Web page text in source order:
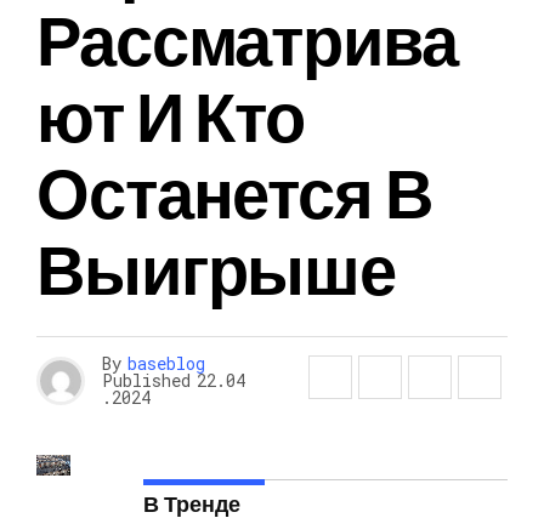
Рассматрива
Ют И Кто
Останется В
Выигрыше
By baseblog
Published 22.04
.2024
В Тренде